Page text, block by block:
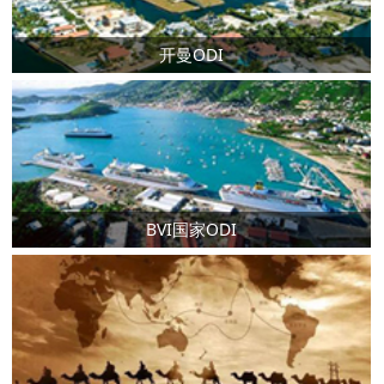
开曼ODI
BVI国家ODI